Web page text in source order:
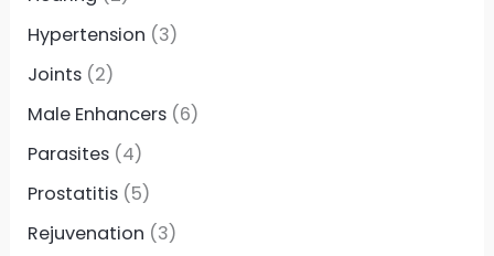
Hypertension (3)
Joints (2)
Male Enhancers (6)
Parasites (4)
Prostatitis (5)
Rejuvenation (3)